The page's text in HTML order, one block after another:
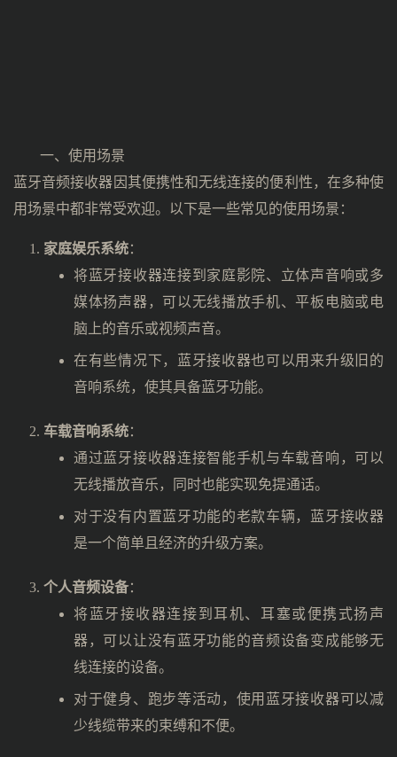
一、使用场景
蓝牙音频接收器因其便携性和无线连接的便利性，在多种使
用场景中都非常受欢迎。以下是一些常见的使用场景：
家庭娱乐系统：
将蓝牙接收器连接到家庭影院、立体声音响或多
媒体扬声器，可以无线播放手机、平板电脑或电
脑上的音乐或视频声音。
在有些情况下，蓝牙接收器也可以用来升级旧的
音响系统，使其具备蓝牙功能。
车载音响系统：
通过蓝牙接收器连接智能手机与车载音响，可以
无线播放音乐，同时也能实现免提通话。
对于没有内置蓝牙功能的老款车辆，蓝牙接收器
是一个简单且经济的升级方案。
个人音频设备：
将蓝牙接收器连接到耳机、耳塞或便携式扬声
器，可以让没有蓝牙功能的音频设备变成能够无
线连接的设备。
对于健身、跑步等活动，使用蓝牙接收器可以减
少线缆带来的束缚和不便。